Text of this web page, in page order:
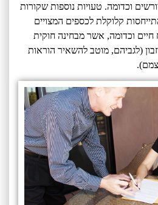
וכדומה. טעויות נוספות שקורות
קלוקלת לכספים המצויים
חיים וכדומה, אשר מבחינה חוקית
(לגביהם, מוטב להשאיר הוראות